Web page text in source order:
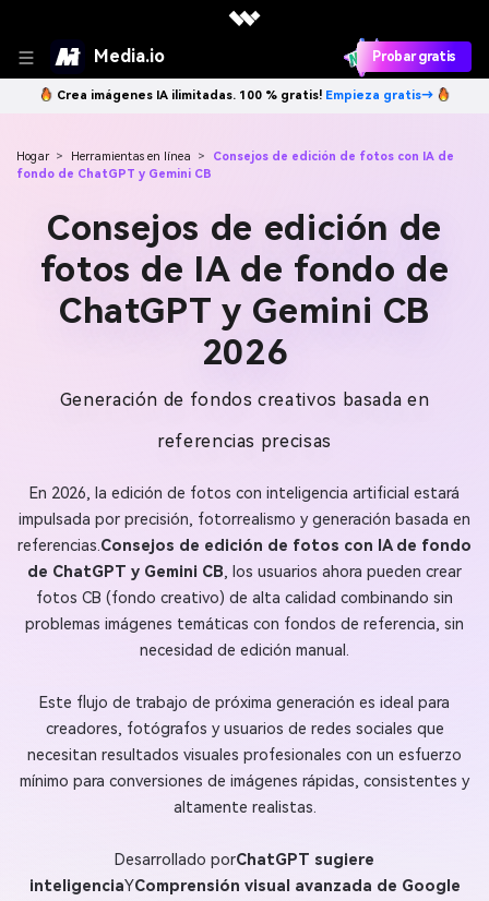
Media.io Probar gratis
Crea imágenes IA ilimitadas. 100 % gratis! Empieza gratis→
Hogar > Herramientas en línea >
Consejos de edición de fotos con IA de
fondo de ChatGPT y Gemini CB
Consejos de edición de
fotos de IA de fondo de
ChatGPT y Gemini CB
2026
Generación de fondos creativos basada en
referencias precisas
En 2026, la edición de fotos con inteligencia artificial estará
impulsada por precisión, fotorrealismo y generación basada en
referencias.Consejos de edición de fotos con IA de fondo
de ChatGPT y Gemini CB, los usuarios ahora pueden crear
fotos CB (fondo creativo) de alta calidad combinando sin
problemas imágenes temáticas con fondos de referencia, sin
necesidad de edición manual.
Este flujo de trabajo de próxima generación es ideal para
creadores, fotógrafos y usuarios de redes sociales que
necesitan resultados visuales profesionales con un esfuerzo
mínimo para conversiones de imágenes rápidas, consistentes y
altamente realistas.
Desarrollado porChatGPT sugiere
inteligenciaYComprensión visual avanzada de Google